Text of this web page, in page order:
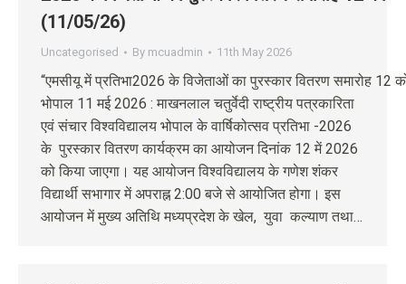
(11/05/26)
Uncategorised By mcuadmin 11th May 2026
“एमसीयू में प्रतिभा2026 के विजेताओं का पुरस्कार वितरण समारोह 12
भोपाल 11 मई 2026 : माखनलाल चतुर्वेदी राष्ट्रीय पत्रकारिता
एवं संचार विश्वविद्यालय भोपाल के वार्षिकोत्सव प्रतिभा -2026
के पुरस्कार वितरण कार्यक्रम का आयोजन दिनांक 12 में 2026
को किया जाएगा। यह आयोजन विश्वविद्यालय के गणेश शंकर
विद्यार्थी सभागार में अपराह्न 2:00 बजे से आयोजित होगा। इस
आयोजन में मुख्य अतिथि मध्यप्रदेश के खेल, युवा कल्याण तथा…